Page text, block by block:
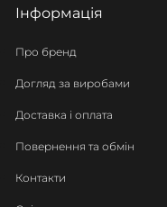
Інформація
Про бренд
Догляд за виробами
Доставка і оплата
Повернення та обмін
Контакти